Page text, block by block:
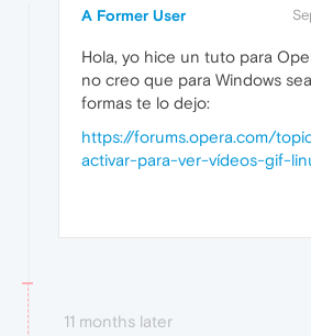
A Former User
Hola, yo hice un tuto para
no creo que para Windows
formas te lo dejo:
https://forums.opera.com/
activar-para-ver-vídeos-gif-
11 months later